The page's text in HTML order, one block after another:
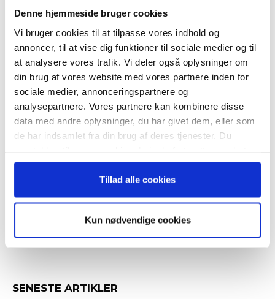
Denne hjemmeside bruger cookies
Vi bruger cookies til at tilpasse vores indhold og
annoncer, til at vise dig funktioner til sociale medier og til
at analysere vores trafik. Vi deler også oplysninger om
din brug af vores website med vores partnere inden for
sociale medier, annonceringspartnere og
analysepartnere. Vores partnere kan kombinere disse
data med andre oplysninger, du har givet dem, eller som
de har indsamlet fra din brug af deres tjenester. Du
anvende vores hjemmeside.
Tillad alle cookies
Kun nødvendige cookies
RELATEREDE ARTIKLER
Guide: Fem tegn på, at
topchefen er på vildspor
Topchef og bestyrelse kan
strategiarbejdet
SENESTE ARTIKLER
nyhedsbrev
– og modtag Ole Borchs bog
“Succes i en dansk bestyrelse”
Bestyrelsesguidens ugentlige nyhedsbrev samt
Tilmeld